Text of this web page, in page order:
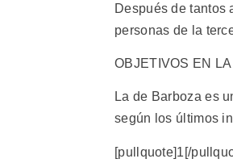
Después de tantos
personas de la
OBJETIVOS EN
La de Barboza es
según los últimos
[pullquote]1[/